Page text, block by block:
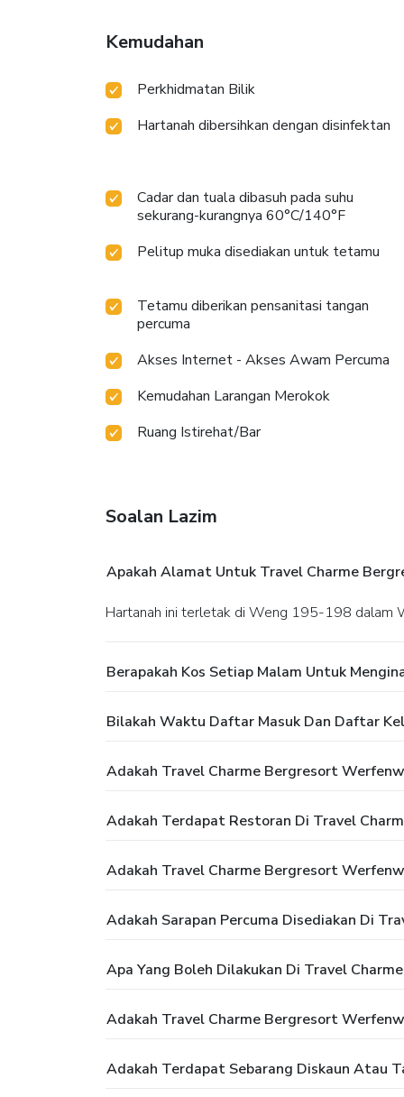
Kemudahan
Perkhidmatan Bilik
Hartanah dibersihkan dengan disinfektan
Cadar dan tuala dibasuh pada suhu
sekurang-kurangnya 60°C/140°F
Pelitup muka disediakan untuk tetamu
Tetamu diberikan pensanitasi tangan
percuma
Akses Internet - Akses Awam Percuma
Kemudahan Larangan Merokok
Ruang Istirehat/Bar
Soalan Lazim
Apakah Alamat Untuk Travel Charme
Hartanah ini terletak di Weng 195-198 dalam
Berapakah Kos Setiap Malam Untuk
Bilakah Waktu Daftar Masuk Dan Daftar
Adakah Travel Charme Bergresort
Adakah Terdapat Restoran Di Travel
Adakah Travel Charme Bergresort
Adakah Sarapan Percuma Disediakan Di
Apa Yang Boleh Dilakukan Di Travel
Adakah Travel Charme Bergresort
Adakah Terdapat Sebarang Diskaun Atau